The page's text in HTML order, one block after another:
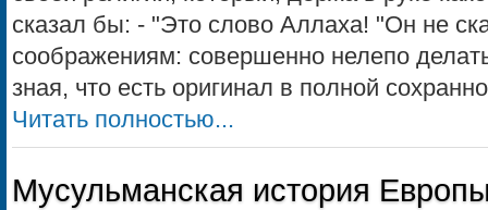
сказал бы: - "Это слово Аллаха! "Он не
соображениям: совершенно нелепо
зная, что есть оригинал в полной
Читать полностью...
Мусульманская история